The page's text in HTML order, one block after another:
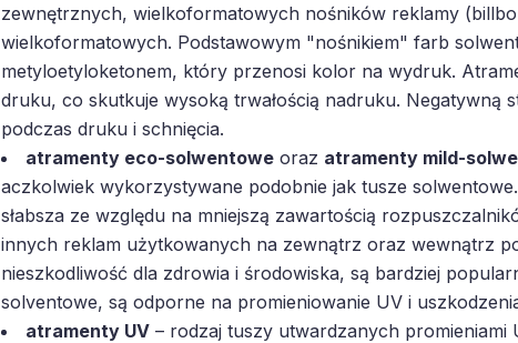
zewnętrznych, wielkoformatowych nośników reklamy
wielkoformatowych. Podstawowym "nośnikiem" farb
metyloetyloketonem, który przenosi kolor na wydruk.
druku, co skutkuje wysoką trwałością nadruku. Negatywną
podczas druku i schnięcia.
atramenty eco-solwentoweoraz atramenty mild-
aczkolwiek wykorzystywane podobnie jak tusze
słabsza ze względu na mniejszą zawartością
innych reklam użytkowanych na zewnątrz oraz wewnątrz
nieszkodliwość dla zdrowia i środowiska, są bardziej
solventowe, są odporne na promieniowanie UV i
atramenty UV– rodzaj tuszy utwardzanych promieniami